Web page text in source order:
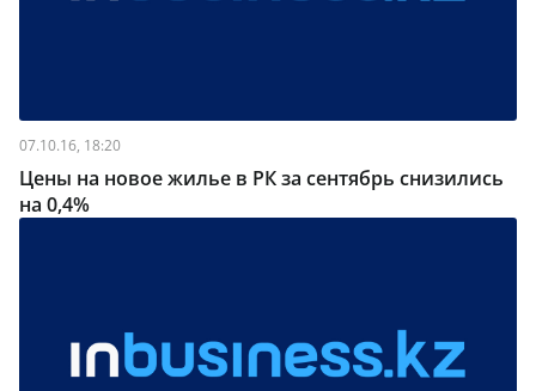
07.10.16, 18:20
Цены на новое жилье в РК за сентябрь снизились
на 0,4%